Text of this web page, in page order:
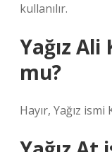
kullanılır.
Yağız Ali
mu?
Hayır, Yağız